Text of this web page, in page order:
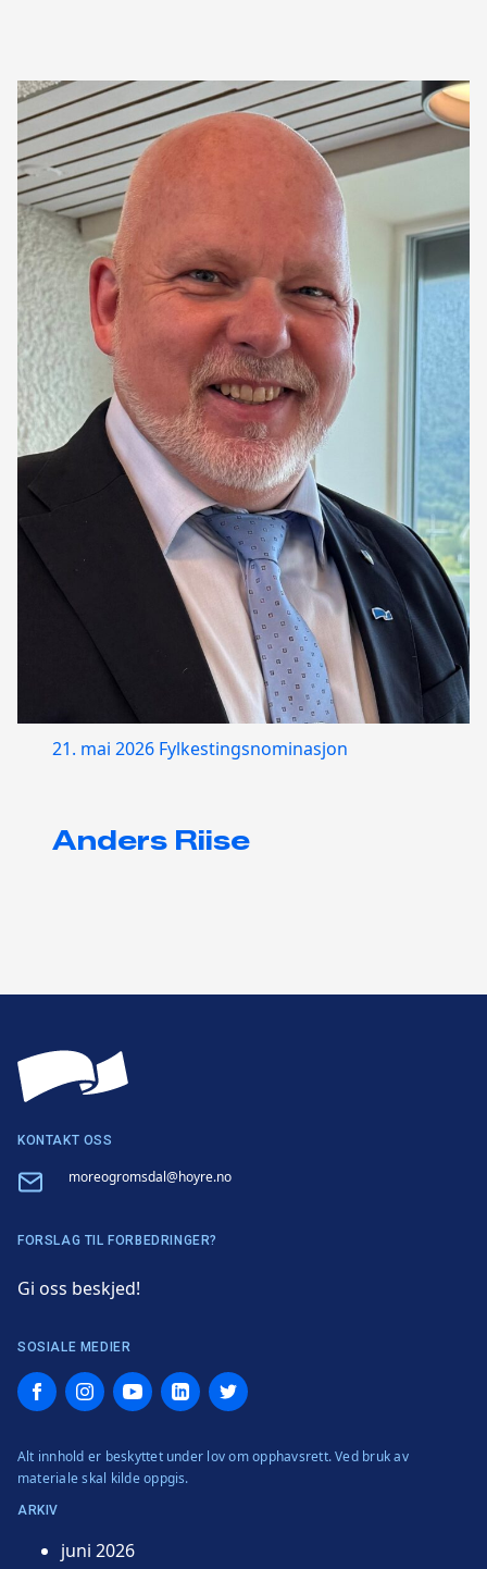
21. mai 2026 Fylkestingsnominasjon
Anders Riise
KONTAKT OSS
Email moreogromsdal@hoyre.no
FORSLAG TIL FORBEDRINGER?
Gi oss beskjed!
SOSIALE MEDIER
FacebookInstagramYouTubeLinkedInTwitter
Alt innhold er beskyttet under lov om opphavsrett. Ved bruk av
materiale skal kilde oppgis.
ARKIV
juni 2026